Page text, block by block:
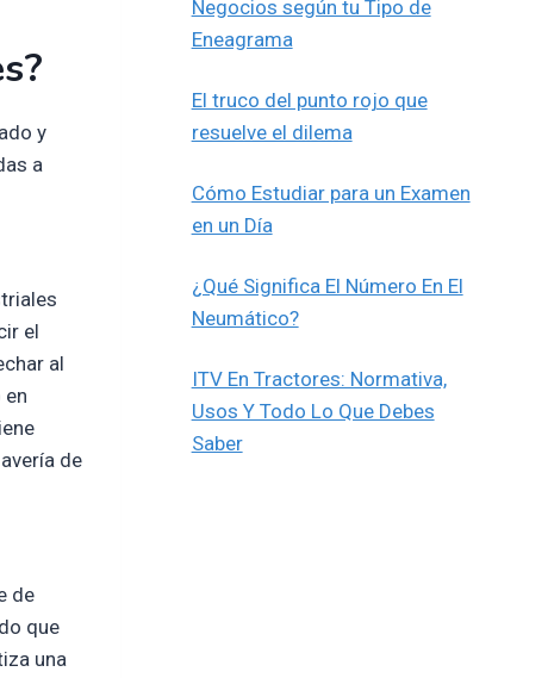
y
a
el
al
de
de
que
una
Negocios según tu Tipo de
Eneagrama
El truco del punto rojo que
resuelve el dilema
Cómo Estudiar para un Examen
en un Día
¿Qué Significa El Número En El
Neumático?
ITV En Tractores: Normativa,
Usos Y Todo Lo Que Debes
Saber